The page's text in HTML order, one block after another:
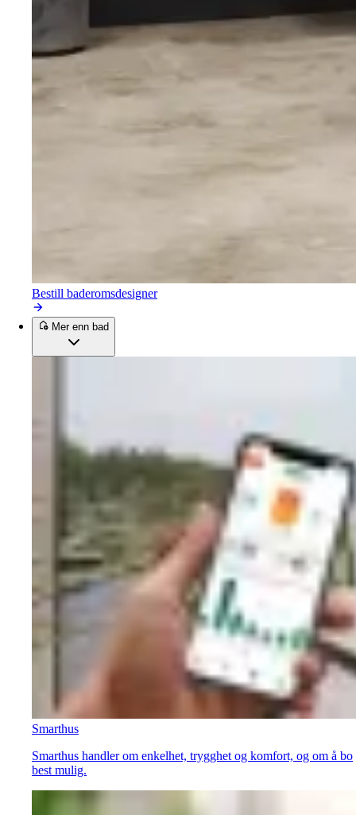
Bestill baderomsdesigner
Mer enn bad
Smarthus
Smarthus handler om enkelhet, trygghet og komfort, og om å bo
best mulig.